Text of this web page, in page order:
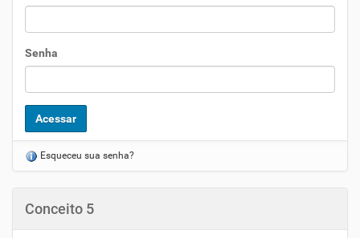
Senha
Esqueceu sua senha?
Conceito 5